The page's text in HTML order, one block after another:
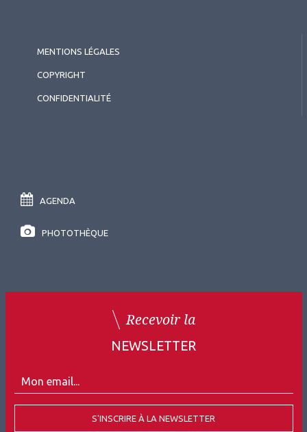
MENTIONS LÉGALES
COPYRIGHT
CONFIDENTIALITÉ
AGENDA
PHOTOTHÈQUE
Recevoir la
NEWSLETTER
S'INSCRIRE À LA NEWSLETTER